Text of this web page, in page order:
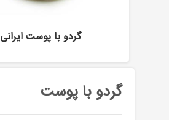
گردو با پوست ایرانی
گردو با پوست